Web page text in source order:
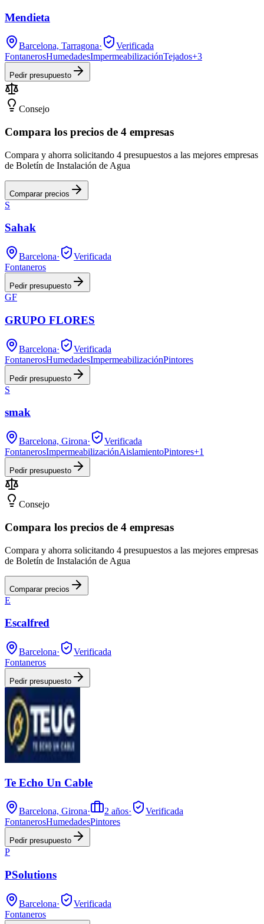
Mendieta
Barcelona, Tarragona·
Verificada
FontanerosHumedadesImpermeabilizaciónTejados+3
Pedir presupuesto
Consejo
Compara los precios de 4 empresas
Compara y ahorra solicitando 4 presupuestos a las mejores empresas
de Boletín de Instalación de Agua
Comparar precios
S
Sahak
Barcelona·
Verificada
Fontaneros
Pedir presupuesto
GF
GRUPO FLORES
Barcelona·
Verificada
FontanerosHumedadesImpermeabilizaciónPintores
Pedir presupuesto
S
smak
Barcelona, Girona·
Verificada
FontanerosImpermeabilizaciónAislamientoPintores+1
Pedir presupuesto
Consejo
Compara los precios de 4 empresas
Compara y ahorra solicitando 4 presupuestos a las mejores empresas
de Boletín de Instalación de Agua
Comparar precios
E
Escalfred
Barcelona·
Verificada
Fontaneros
Pedir presupuesto
Te Echo Un Cable
Barcelona, Girona· 2 años·
Verificada
FontanerosHumedadesPintores
Pedir presupuesto
P
PSolutions
Barcelona·
Verificada
Fontaneros